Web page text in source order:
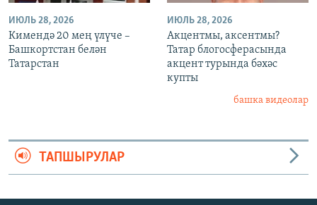
ИЮЛЬ 28, 2026
Кимендә 20 мең үлүче –
Башкортстан белән
Татарстан
ИЮЛЬ 28, 2026
Акцентмы, аксентмы?
Татар блогосферасында
акцент турында бәхәс
купты
башка видеолар
ТАПШЫРУЛАР